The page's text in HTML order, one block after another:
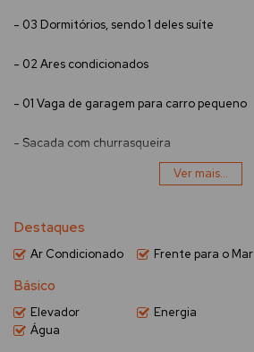
- 03 Dormitórios, sendo 1 deles suíte
- 02 Ares condicionados
- 01 Vaga de garagem para carro pequeno
- Sacada com churrasqueira
- Banheiro Social
- Cozinha
- Wi-Fi
Ver mais...
Destaques
Ar Condicionado Frente para o Mar
Básico
Elevador Energia
Água